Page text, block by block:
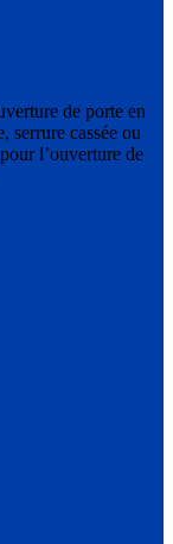
de porte en
serrure cassée ou
l’ouverture de